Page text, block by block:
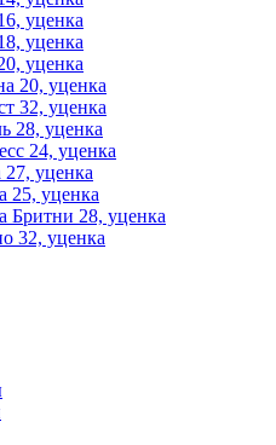
уценка
уценка
уценка
20, уценка
32, уценка
28, уценка
24, уценка
уценка
25, уценка
Бритни 28, уценка
32, уценка